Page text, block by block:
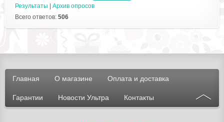
Результаты
Архив опросов
Всего ответов: 506
Главная О магазине Оплата и доставка
Гарантии Новости Ультра Контакты